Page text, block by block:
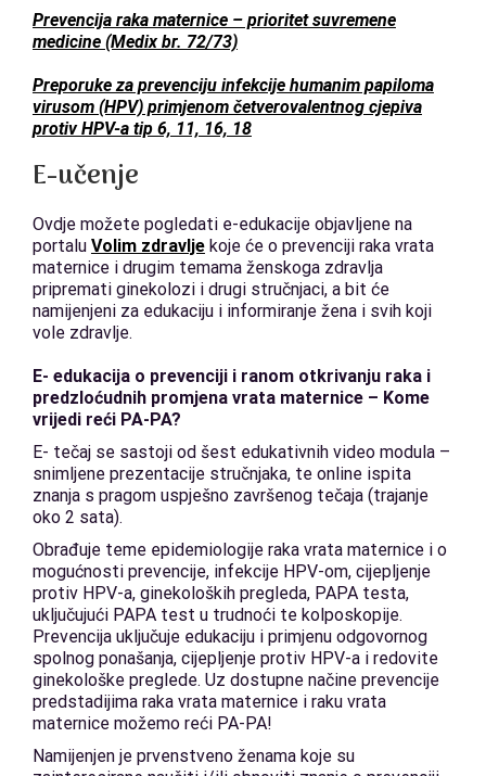
Prevencija raka maternice – prioritet suvremene
medicine (Medix br. 72/73)
Preporuke za prevenciju infekcije humanim papiloma
virusom (HPV) primjenom četverovalentnog cjepiva
protiv HPV-a tip 6, 11, 16, 18
E-učenje
Ovdje možete pogledati e-edukacije objavljene na
portalu Volim zdravljekoje će o prevenciji raka vrata
maternice i drugim temama ženskoga zdravlja
pripremati ginekolozi i drugi stručnjaci, a bit će
namijenjeni za edukaciju i informiranje žena i svih koji
vole zdravlje.
E- edukacija o prevenciji i ranom otkrivanju raka i
predzloćudnih promjena vrata maternice – Kome
vrijedi reći PA-PA?
E- tečaj se sastoji od šest edukativnih video modula –
snimljene prezentacije stručnjaka, te online ispita
znanja s pragom uspješno završenog tečaja (trajanje
oko 2 sata).
Obrađuje teme epidemiologije raka vrata maternice i o
mogućnosti prevencije, infekcije HPV-om, cijepljenje
protiv HPV-a, ginekoloških pregleda, PAPA testa,
uključujući PAPA test u trudnoći te kolposkopije.
Prevencija uključuje edukaciju i primjenu odgovornog
spolnog ponašanja, cijepljenje protiv HPV-a i redovite
ginekološke preglede. Uz dostupne načine prevencije
predstadijima raka vrata maternice i raku vrata
maternice možemo reći PA-PA!
Namijenjen je prvenstveno ženama koje su